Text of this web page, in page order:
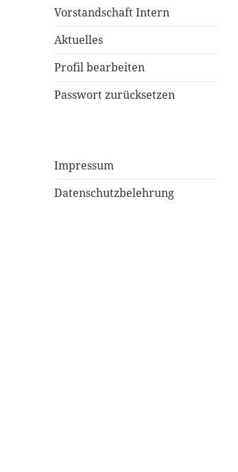
Vorstandschaft Intern
Aktuelles
Profil bearbeiten
Passwort zurücksetzen
Impressum
Datenschutzbelehrung